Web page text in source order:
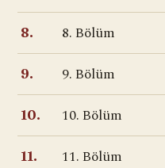
8. 8. Bölüm
9. 9. Bölüm
10. 10. Bölüm
11. 11. Bölüm